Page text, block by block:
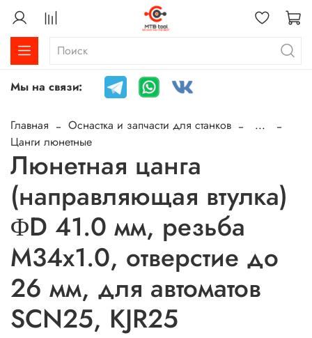
Мы на связи:
Главная Оснастка и запчасти для станков
...
Цанги люнетные
Люнетная цанга
(направляющая втулка)
ΦD 41.0 мм, резьба
M34x1.0, отверстие до
26 мм, для автоматов
SCN25, KJR25